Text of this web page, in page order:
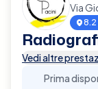
Via
8.2
Vedi altre
Prima